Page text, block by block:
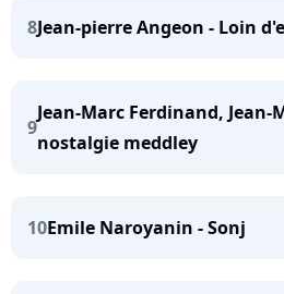
8Jean-pierre Angeon - Loin
9
Jean-Marc Ferdinand, Jean-
nostalgie meddley
10Emile Naroyanin - Sonj